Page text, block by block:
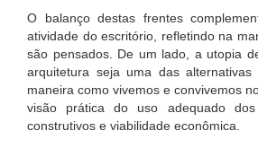
O balanço destas frentes
atividade do escritório, refletindo na
são pensados. De um lado, a utopia
arquitetura seja uma das
maneira como vivemos e convivemos
visão prática do uso adequado dos
construtivos e viabilidade econômica.